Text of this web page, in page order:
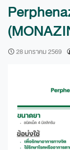
โทรศัพท์
ฮอทไลน์
043-
28 มกราคม 2569